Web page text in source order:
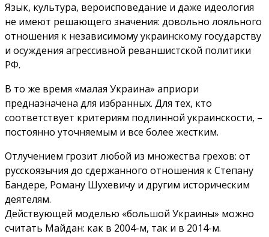
Язык, культура, вероисповедание и даже идеология
не имеют решающего значения: довольно лояльного
отношения к независимому украинскому государству
и осуждения агрессивной реваншистской политики
РФ.
В то же время «малая Украина» априори
предназначена для избранных. Для тех, кто
соответствует критериям подлинной украинскости, –
постоянно уточняемым и все более жестким.
Отлучением грозит любой из множества грехов: от
русскоязычия до сдержанного отношения к Степану
Бандере, Роману Шухевичу и другим историческим
деятелям.
Действующей моделью «большой Украины» можно
считать Майдан: как в 2004-м, так и в 2014-м.